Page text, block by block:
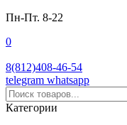
Пн-Пт. 8-22
0
8(812)408-46-54
telegram whatsapp
Категории